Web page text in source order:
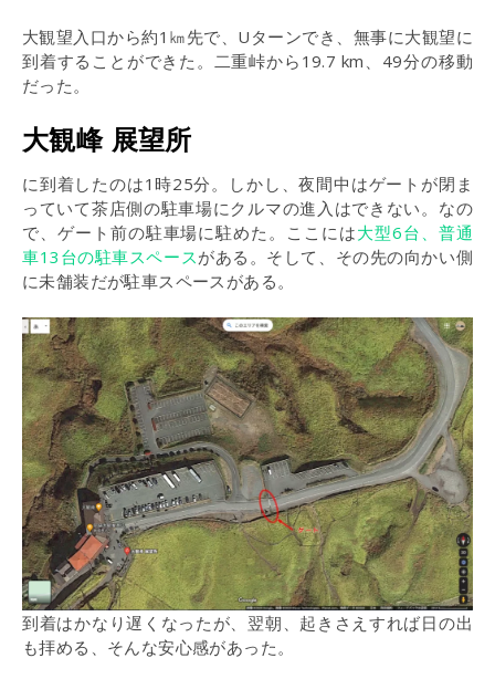
大観望入口から約1㎞先で、Uターンでき、無事に大観望に
到着することができた。二重峠から19.7 km、49分の移動
だった。
大観峰 展望所
に到着したのは1時25分。しかし、夜間中はゲートが閉ま
っていて茶店側の駐車場にクルマの進入はできない。なの
で、ゲート前の駐車場に駐めた。ここには大型6台、普通
車13台の駐車スペースがある。そして、その先の向かい側
に未舗装だが駐車スペースがある。
到着はかなり遅くなったが、翌朝、起きさえすれば日の出
も拝める、そんな安心感があった。